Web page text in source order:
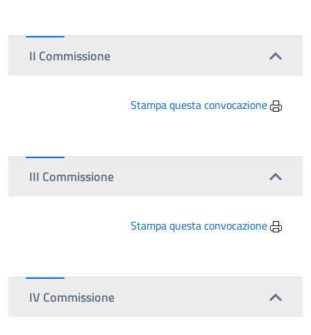
II Commissione
Stampa questa convocazione
III Commissione
Stampa questa convocazione
IV Commissione